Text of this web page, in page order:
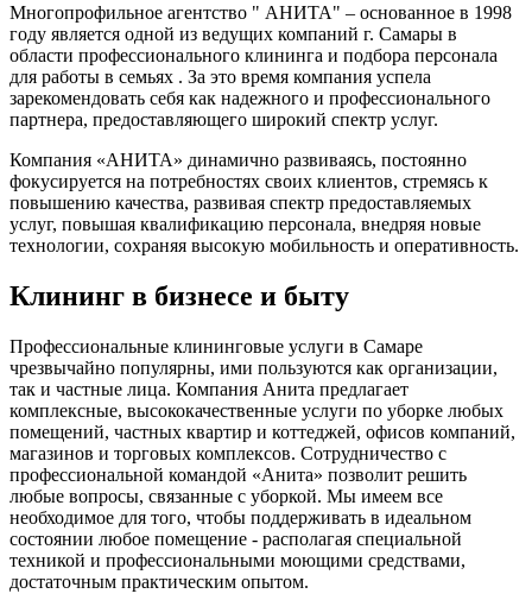
Многопрофильное агентство " АНИТА" – основанное в 1998
году является одной из ведущих компаний г. Самары в
области профессионального клининга и подбора персонала
для работы в семьях . За это время компания успела
зарекомендовать себя как надежного и профессионального
партнера, предоставляющего широкий спектр услуг.
Компания «АНИТА» динамично развиваясь, постоянно
фокусируется на потребностях своих клиентов, стремясь к
повышению качества, развивая спектр предоставляемых
услуг, повышая квалификацию персонала, внедряя новые
технологии, сохраняя высокую мобильность и оперативность.
Клининг в бизнесе и быту
Профессиональные клининговые услуги в Самаре
чрезвычайно популярны, ими пользуются как организации,
так и частные лица. Компания Анита предлагает
комплексные, высококачественные услуги по уборке любых
помещений, частных квартир и коттеджей, офисов компаний,
магазинов и торговых комплексов. Сотрудничество с
профессиональной командой «Анита» позволит решить
любые вопросы, связанные с уборкой. Мы имеем все
необходимое для того, чтобы поддерживать в идеальном
состоянии любое помещение - располагая специальной
техникой и профессиональными моющими средствами,
достаточным практическим опытом.